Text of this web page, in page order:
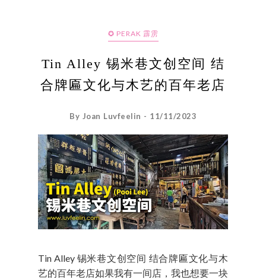
✪ PERAK 霹雳
Tin Alley 锡米巷文创空间 结
合牌匾文化与木艺的百年老店
By Joan Luvfeelin - 11/11/2023
Tin Alley 锡米巷文创空间 结合牌匾文化与木
艺的百年老店如果我有一间店，我也想要一块